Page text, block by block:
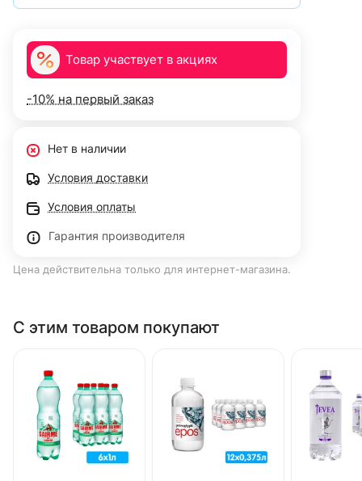
Товар участвует в акциях
-10% на первый заказ
Нет в наличии
Условия доставки
Условия оплаты
Гарантия производителя
Цена действительна только для интернет-магазина.
С этим товаром покупают